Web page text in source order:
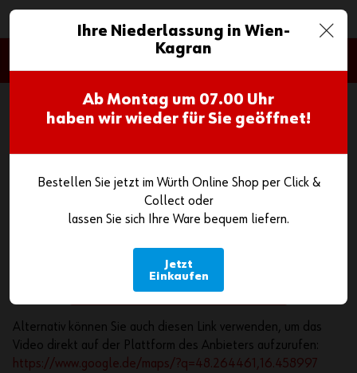
Google Maps
Wenn Sie eingebettete Karten auf www.wuerth.at anzeigen,
ist es möglich, dass der Anbieter (Google Maps) Ihre
Sie die Inhalte aktivieren, also dem Anzeigen zustimmen, wird
dass Sie in Ihrem Browser zugestimmt haben. Dieses Cookie
speichert keine personenbezogenen Daten.
Datenschutzerklärung.
Inhalte aktivieren
Alternativ können Sie auch diesen Link verwenden, um das
Video direkt auf der Plattform des Anbieters aufzurufen:
https://www.google.de/maps/?q=48.264461,16.458997
Ihre Niederlassung in Wien-
Kagran
Ab Montag um 07.00 Uhr
haben wir wieder für Sie geöffnet!
Bestellen Sie jetzt im Würth Online Shop per Click &
Collect oder
lassen Sie sich Ihre Ware bequem liefern.
Jetzt
Einkaufen